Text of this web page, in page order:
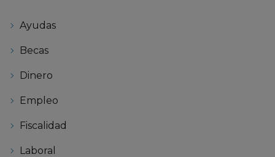
Ayudas
Becas
Dinero
Empleo
Fiscalidad
Laboral